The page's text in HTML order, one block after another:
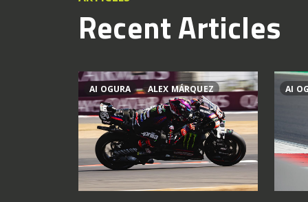
Recent Articles
AI OGURA ALEX MÁRQUEZ AI